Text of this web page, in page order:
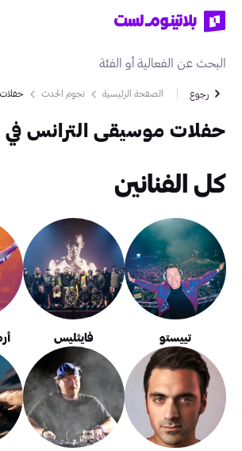
رجوع الصفحة الرئيسية نجوم الحدث
حفلات موسيقى الترانس في
كل الفنانين
تييستو فايثليس